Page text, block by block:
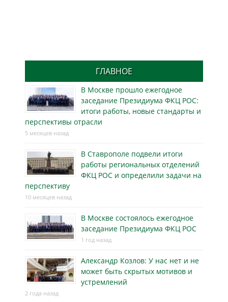
ГЛАВНОЕ
В Москве прошло ежегодное
заседание Президиума ФКЦ РОС:
итоги работы, новые стандарты и
перспективы отрасли
5 месяцев назад
В Ставрополе подвели итоги
работы региональных отделений
ФКЦ РОС и определили задачи на
перспективу
10 месяцев назад
В Москве состоялось ежегодное
заседание Президиума ФКЦ РОС
1 год назад
Александр Козлов: У нас нет и не
может быть скрытых мотивов и
устремлений
2 года назад